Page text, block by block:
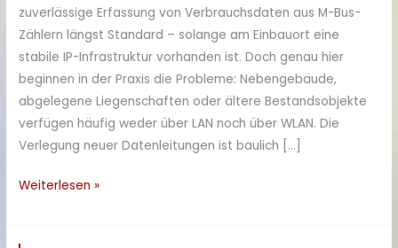
zuverlässige Erfassung von Verbrauchsdaten aus M-Bus-
Zählern längst Standard – solange am Einbauort eine
stabile IP-Infrastruktur vorhanden ist. Doch genau hier
beginnen in der Praxis die Probleme: Nebengebäude,
abgelegene Liegenschaften oder ältere Bestandsobjekte
verfügen häufig weder über LAN noch über WLAN. Die
Verlegung neuer Datenleitungen ist baulich […]
M-
Weiterlesen »